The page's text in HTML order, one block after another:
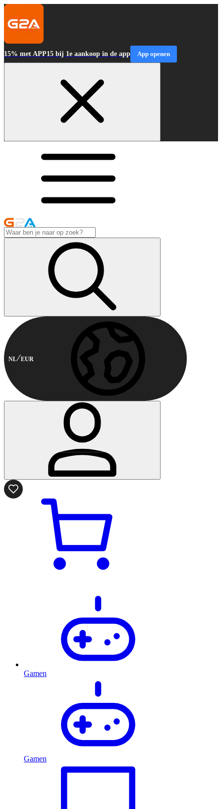
15% met APP15 bij 1e aankoop in de app App openen
NL EUR
Gamen
Gamen